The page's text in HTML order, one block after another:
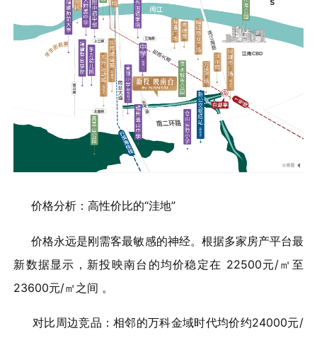
价格分析：高性价比的“洼地”
价格永远是刚需客最敏感的神经。根据多家房产平台最
新数据显示，新投映南台的均价稳定在 22500元/㎡至
23600元/㎡之间 。
对比周边竞品：相邻的万科金域时代均价约24000元/